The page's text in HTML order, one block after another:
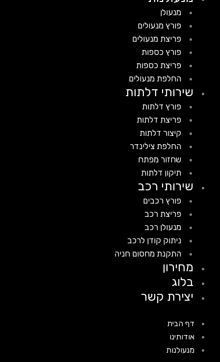
מנעולן
פורץ מנעולים
פריצת מנעולים
פורץ כספות
פריצת כספות
החלפת מנעולים
שירותי דלתות
פורץ דלתות
פריצת דלתות
קיצור דלתות
החלפת צילינדר
שחזור מפתח
תיקון דלתות
שירותי רכב
פורץ רכבים
פריצת רכב
מנעולן רכב
ניתוק קודן לרכב
התקנת מחסום חניה
מחירון
בלוג
יצירת קשר
דף הבית
אודותינו
מנעולנות